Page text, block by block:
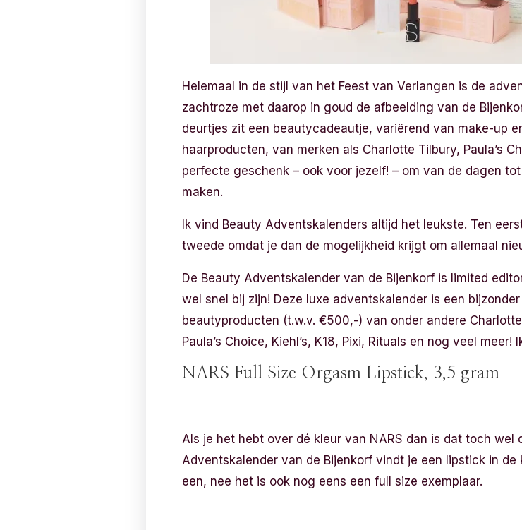
Helemaal in de stijl van het Feest van Verlangen is de
zachtroze met daarop in goud de afbeelding van de
deurtjes zit een beautycadeautje, variërend van make-up
haarproducten, van merken als Charlotte Tilbury, Paula’s
perfecte geschenk – ook voor jezelf! – om van de dagen
maken.
Ik vind Beauty Adventskalenders altijd het leukste. Ten
tweede omdat je dan de mogelijkheid krijgt om allemaal
De Beauty Adventskalender van de Bijenkorf is limited
wel snel bij zijn! Deze luxe adventskalender is een
beautyproducten (t.w.v. €500,-) van onder andere
Paula’s Choice, Kiehl’s, K18, Pixi, Rituals en nog veel
NARS Full Size Orgasm Lipstick, 3,5 gram
Als je het hebt over dé kleur van NARS dan is dat toch wel
Adventskalender van de Bijenkorf vindt je een lipstick in de
een, nee het is ook nog eens een full size exemplaar.